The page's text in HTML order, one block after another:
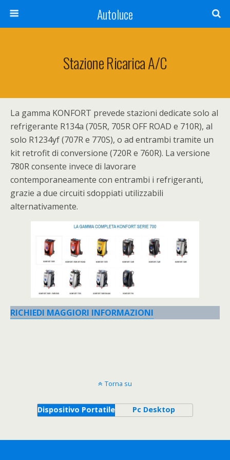
Autoluce
Stazione Ricarica A/C
La gamma KONFORT prevede stazioni dedicate solo al
refrigerante R134a (705R, 705R OFF ROAD e 710R), al
solo R1234yf (707R e 770S), o ad entrambi tramite un
kit retrofit di conversione (720R e 760R). La versione
780R consente invece di lavorare
contemporaneamente con entrambi i refrigeranti,
grazie a due circuiti sdoppiati utilizzabili
alternativamente.
RICHIEDI MAGGIORI INFORMAZIONI
Torna su
Dispositivo Portatile Pc Desktop